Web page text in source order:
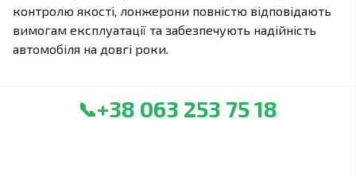
контролю якості, лонжерони повністю відповідають
вимогам експлуатації та забезпечують надійність
автомобіля на довгі роки.
📞+38 063 253 75 18